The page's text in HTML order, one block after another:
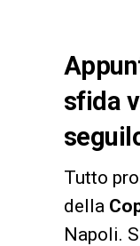
sfida
Tutto
della
Napoli.